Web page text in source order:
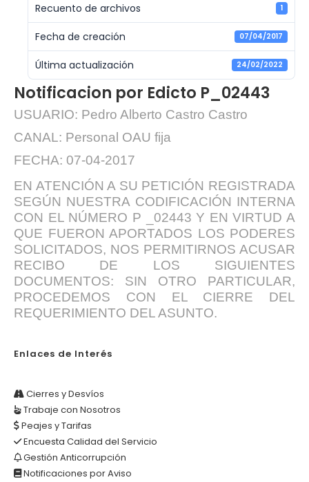
Recuento de archivos 1
Fecha de creación 07/04/2017
Última actualización 24/02/2022
Notificacion por Edicto P_02443
USUARIO: Pedro Alberto Castro Castro
CANAL: Personal OAU fija
FECHA: 07-04-2017
EN ATENCIÓN A SU PETICIÓN REGISTRADA
SEGÚN NUESTRA CODIFICACIÓN INTERNA
CON EL NÚMERO P _02443 Y EN VIRTUD A
QUE FUERON APORTADOS LOS PODERES
SOLICITADOS, NOS PERMITIRNOS ACUSAR
RECIBO DE LOS SIGUIENTES
DOCUMENTOS: SIN OTRO PARTICULAR,
PROCEDEMOS CON EL CIERRE DEL
REQUERIMIENTO DEL ASUNTO.
Enlaces de Interés
Cierres y Desvíos
Trabaje con Nosotros
Peajes y Tarifas
Encuesta Calidad del Servicio
Gestión Anticorrupción
Notificaciones por Aviso